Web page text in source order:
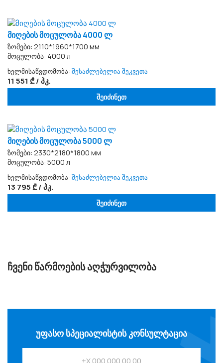
მიღების მოცულობა 4000 ლ
ზომები: 2110*1960*1700 мм
მოცულობა: 4000 л
ხელმისაწვდომობა: შესაძლებელია შეკვეთა
11 551 ₾ / პკ.
შეიძინეთ
მიღების მოცულობა 5000 ლ
ზომები: 2330*2180*1800 мм
მოცულობა: 5000 л
ხელმისაწვდომობა: შესაძლებელია შეკვეთა
13 795 ₾ / პკ.
შეიძინეთ
ᲩᲕᲔᲜᲘ ᲬᲐᲠᲛᲝᲔᲑᲘᲡ ᲐᲦᲭᲣᲠᲕᲘᲚᲝᲑᲐ
ᲣᲤᲐᲡᲝ ᲡᲞᲔᲪᲘᲐᲚᲘᲡᲢᲘᲡ ᲙᲝᲜᲡᲣᲚᲢᲐᲪᲘᲐ